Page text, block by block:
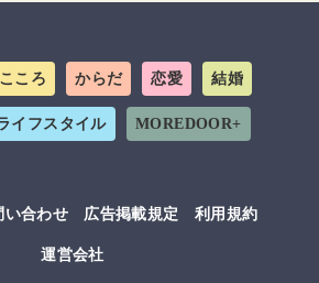
こころ からだ 恋愛 結婚
イフスタイル MOREDOOR+
い合わせ 広告掲載規定
利用規約
運営会社